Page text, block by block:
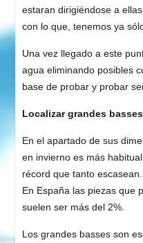
estaran dirigiéndose a
con lo que, tenemos ya
Una vez llegado a este
agua eliminando posibles
base de probar y probar
Localizar grandes basses
En el apartado de sus
en invierno es más
récord que tanto escasean.
En España las piezas que
suelen ser más del 2%.
Los grandes basses son